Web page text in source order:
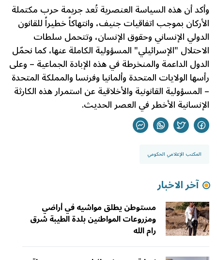
وأكد أن هذه السياسة العنصرية تُعد جريمة حرب مكتملة
الأركان بموجب اتفاقيات جنيف، وانتهاكاً خطيراً للقانون
الدولي الإنساني وحقوق الإنسان، وتتحمل سلطات
الاحتلال "الإسرائيلي" المسؤولية الكاملة عنها، كما نحمّل
الدول الداعمة والمنخرطة في هذه الإبادة الجماعية – وعلى
رأسها الولايات المتحدة وألمانيا وفرنسا والمملكة المتحدة
– المسؤولية القانونية والأخلاقية عن استمرار هذه الكارثة
الإنسانية الأخطر في العصر الحديث.
المكتب الإعلامي الحكومي
آخر الاخبار
مستوطن يطلق مواشيه في أراضي
ومزروعات المواطنين بلدة الطيبة شرق
رام الله